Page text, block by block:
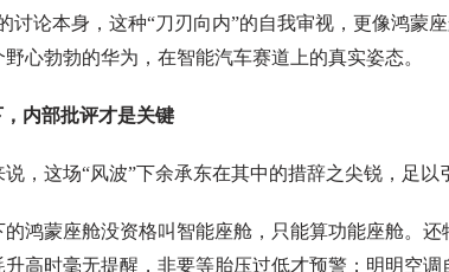
讨论本身，这种“刀刃向内”的自我审视，更像鸿蒙
心勃勃的华为，在智能汽车赛道上的真实姿态。
内部批评才是关键
，这场“风波”下余承东在其中的措辞之尖锐，足以
的鸿蒙座舱没资格叫智能座舱，只能算功能座舱。
高时毫无提醒，非要等胎压过低才预警；明明空调